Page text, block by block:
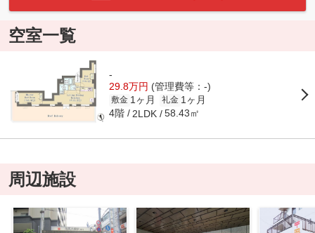
空室一覧
-
29.8万円 (管理費等：-)
敷金 1ヶ月 礼金 1ヶ月
4階 2LDK 58.43㎡
周辺施設